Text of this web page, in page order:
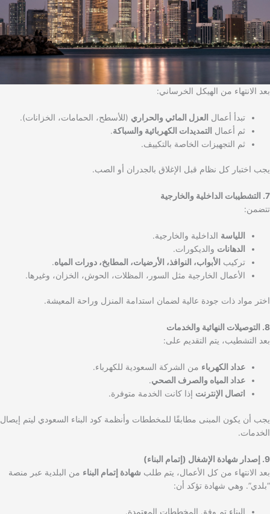
بعد الانتهاء من الهيكل الخرساني:
تبدأ أعمال العزل المائي والحراري (للأسطح، الحمامات، الخزانات).
ثم أعمال التمديدات الكهربائية والسباكة.
ثم التجهيزات الخاصة بالتكييف.
يجب اختبار كل نظام قبل الإغلاق بالجدران أو الصب.
7. التشطيبات الداخلية والخارجية
تتضمن:
اللياسة الداخلية والخارجية.
الدهانات والديكورات.
تركيب
الأبواب، النوافذ، الأرضيات، المطابخ، دورات المياه.
الأعمال الخارجية مثل السور، المظلات، الحوش، الخزان، وغيرها.
اختر مواد ذات جودة عالية لضمان استدامة المنزل وراحة المعيشة.
8. التوصيلات النهائية والخدمات
بعد التشطيب، يتم التقديم على:
عداد الكهرباء من الشركة السعودية للكهرباء.
عداد المياه والصرف الصحي.
اتصال الإنترنت إذا كانت الخدمة متوفرة.
يجب أن يكون المبنى مطابقًا للمخططات وأنظمة كود البناء السعودي ليتم إيصال
الخدمات.
9. إصدار شهادة الإشغال (إتمام البناء)
بعد الانتهاء من كل الأعمال، يتم طلب شهادة إتمام البناء من البلدية عبر منصة
“بلدي”. وهي شهادة تؤكد أن:
البناء تم وفق المخططات المعتمدة.